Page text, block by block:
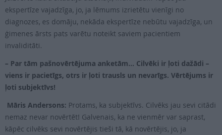
ekspertīze vajadzīga, jo, ja lēmums izrietētu vienīgi no
diagnozes, es domāju, nekāda ekspertīze nebūtu vajadzīga, un
ģimenes ārsts pats varētu noteikt saviem pacientiem
invaliditāti.
– Par tām pašnovērtējuma anketām… Cilvēki ir ļoti dažādi –
viens ir pacietīgs, otrs ir ļoti trausls un nevarīgs. Vērtējums ir
ļoti subjektīvs!
Māris Andersons: Protams, ka subjektīvs. Cilvēks jau sevi citādi
nemaz nevar novērtēt! Galvenais, ka ne vienmēr var saprast,
kāpēc cilvēks sevi novērtējis tieši tā, kā novērtējis, jo, ja